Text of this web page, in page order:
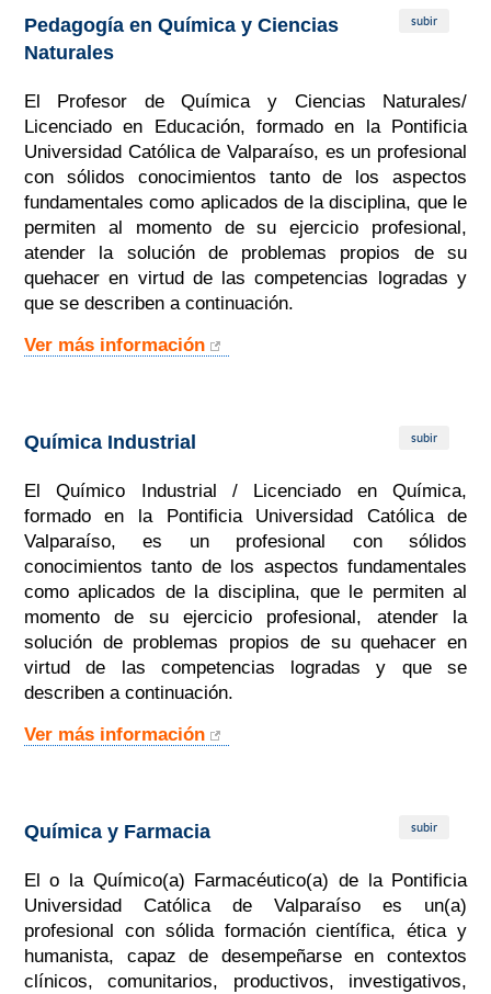
Pedagogía en Química y Ciencias
Naturales
subir
El Profesor de Química y Ciencias Naturales/
Licenciado en Educación, formado en la Pontificia
Universidad Católica de Valparaíso, es un profesional
con sólidos conocimientos tanto de los aspectos
fundamentales como aplicados de la disciplina, que le
permiten al momento de su ejercicio profesional,
atender la solución de problemas propios de su
quehacer en virtud de las competencias logradas y
que se describen a continuación.
Ver más información
Química Industrial subir
El Químico Industrial / Licenciado en Química,
formado en la Pontificia Universidad Católica de
Valparaíso, es un profesional con sólidos
conocimientos tanto de los aspectos fundamentales
como aplicados de la disciplina, que le permiten al
momento de su ejercicio profesional, atender la
solución de problemas propios de su quehacer en
virtud de las competencias logradas y que se
describen a continuación.
Ver más información
Química y Farmacia subir
El o la Químico(a) Farmacéutico(a) de la Pontificia
Universidad Católica de Valparaíso es un(a)
profesional con sólida formación científica, ética y
humanista, capaz de desempeñarse en contextos
clínicos, comunitarios, productivos, investigativos,